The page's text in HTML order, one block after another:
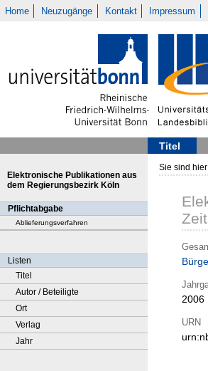
Home Neuzugänge Kontakt Impressum
Titel
Elektronische Publikationen aus
dem Regierungsbezirk Köln
Pflichtabgabe
Ablieferungsverfahren
Listen
Titel
Autor / Beteiligte
Ort
Verlag
Jahr
Sie sind
2006
URN